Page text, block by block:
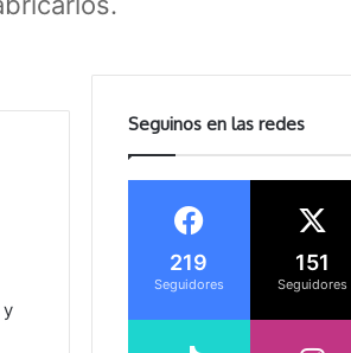
y
Seguinos en las redes
219
Seguidores
151
Seguidores